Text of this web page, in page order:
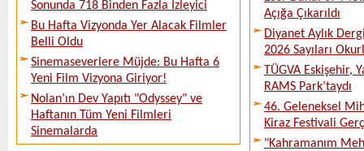
Sonunda 718 Binden Fazla İzleyici
Bu Hafta Vizyonda Yer Alacak Filmler
Belli Oldu
Sinemaseverlere Müjde: Bu Hafta 6
Yeni Film Vizyona Giriyor!
Nolan’ın Dev Yapıtı "Odyssey" ve
Haftanın Tüm Yeni Filmleri
Sinemalarda
Açığa Çıkarıldı
Diyanet Aylık
2026 Sayıları
TÜGVA Eskişehir,
RAMS Park’taydı
46. Geleneksel
Kiraz Festivali
"Kahramanım